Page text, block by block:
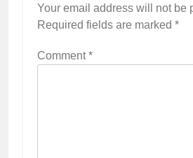
Your email address will not be
Required fields are marked *
Comment*